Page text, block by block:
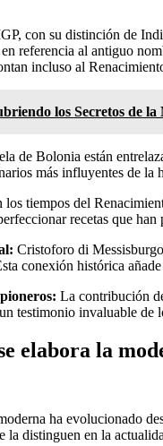
con su distinción de
referencia al antiguo
incluso al
los Secretos de
de Bolonia están
más influyentes de
los tiempos del
recetas que
Cristoforo di
conexión histórica
La contribución
testimonio invaluable de
elabora la
ha evolucionado
la distinguen en la